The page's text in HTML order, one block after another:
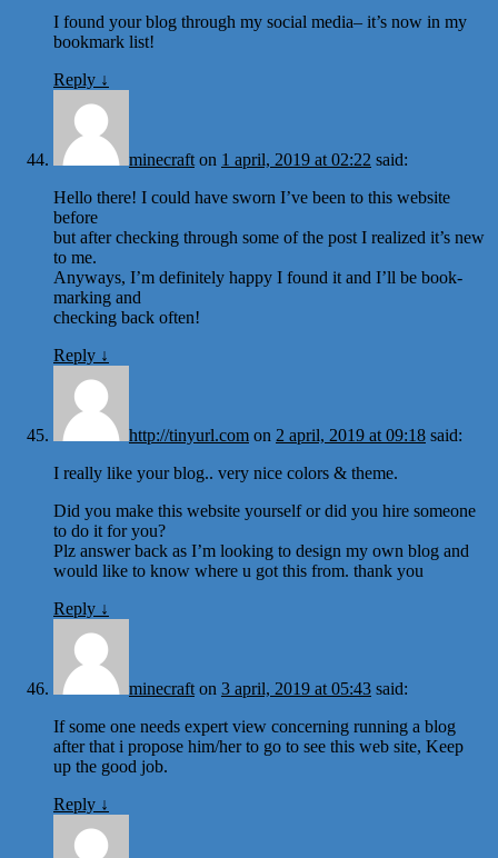
I found your blog through my social media– it’s now in my
bookmark list!
Reply ↓
minecraft on 1 april, 2019 at 02:22 said:
Hello there! I could have sworn I’ve been to this website
before
but after checking through some of the post I realized it’s new
to me.
Anyways, I’m definitely happy I found it and I’ll be book-
marking and
checking back often!
Reply ↓
http://tinyurl.com on 2 april, 2019 at 09:18 said:
I really like your blog.. very nice colors & theme.
Did you make this website yourself or did you hire someone
to do it for you?
Plz answer back as I’m looking to design my own blog and
would like to know where u got this from. thank you
Reply ↓
minecraft on 3 april, 2019 at 05:43 said:
If some one needs expert view concerning running a blog
after that i propose him/her to go to see this web site, Keep
up the good job.
Reply ↓